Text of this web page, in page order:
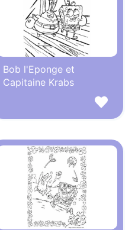
Bob l'Eponge et
Capitaine Krabs